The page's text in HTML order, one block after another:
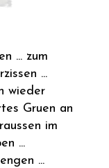
... zum
...
wieder
Gruen an
im
...
...